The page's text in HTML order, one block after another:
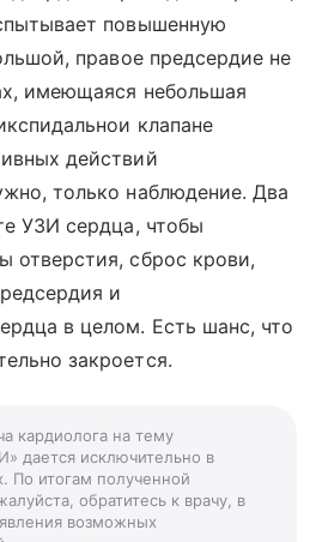
повышенную
правое предсердие не
имеющаяся небольшая
клапане
действий
только наблюдение. Два
УЗИ сердца, чтобы
отверстия, сброс крови,
и
в целом. Есть шанс, что
закроется.
кардиолога на тему
дается исключительно в
По итогам полученной
обратитесь к врачу, в
возможных